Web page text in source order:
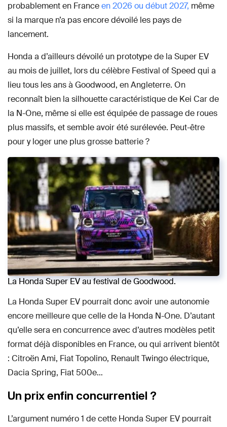
probablement en Franceen 2026 ou début 2027, même
si la marque n’a pas encore dévoilé les pays de
lancement.
Honda a d’ailleurs dévoilé un prototype de la Super EV
au mois de juillet, lors du célèbre Festival of Speed qui a
lieu tous les ans à Goodwood, en Angleterre. On
reconnaît bien la silhouette caractéristique de Kei Car de
la N-One, même si elle est équipée de passage de roues
plus massifs, et semble avoir été surélevée. Peut-être
pour y loger une plus grosse batterie ?
La Honda Super EV au festival de Goodwood.
La Honda Super EV pourrait donc avoir une autonomie
encore meilleure que celle de la Honda N-One. D’autant
qu’elle sera en concurrence avec d’autres modèles petit
format déjà disponibles en France, ou qui arrivent bientôt
: Citroën Ami, Fiat Topolino, Renault Twingo électrique,
Dacia Spring, Fiat 500e…
Un prix enfin concurrentiel ?
L’argument numéro 1 de cette Honda Super EV pourrait